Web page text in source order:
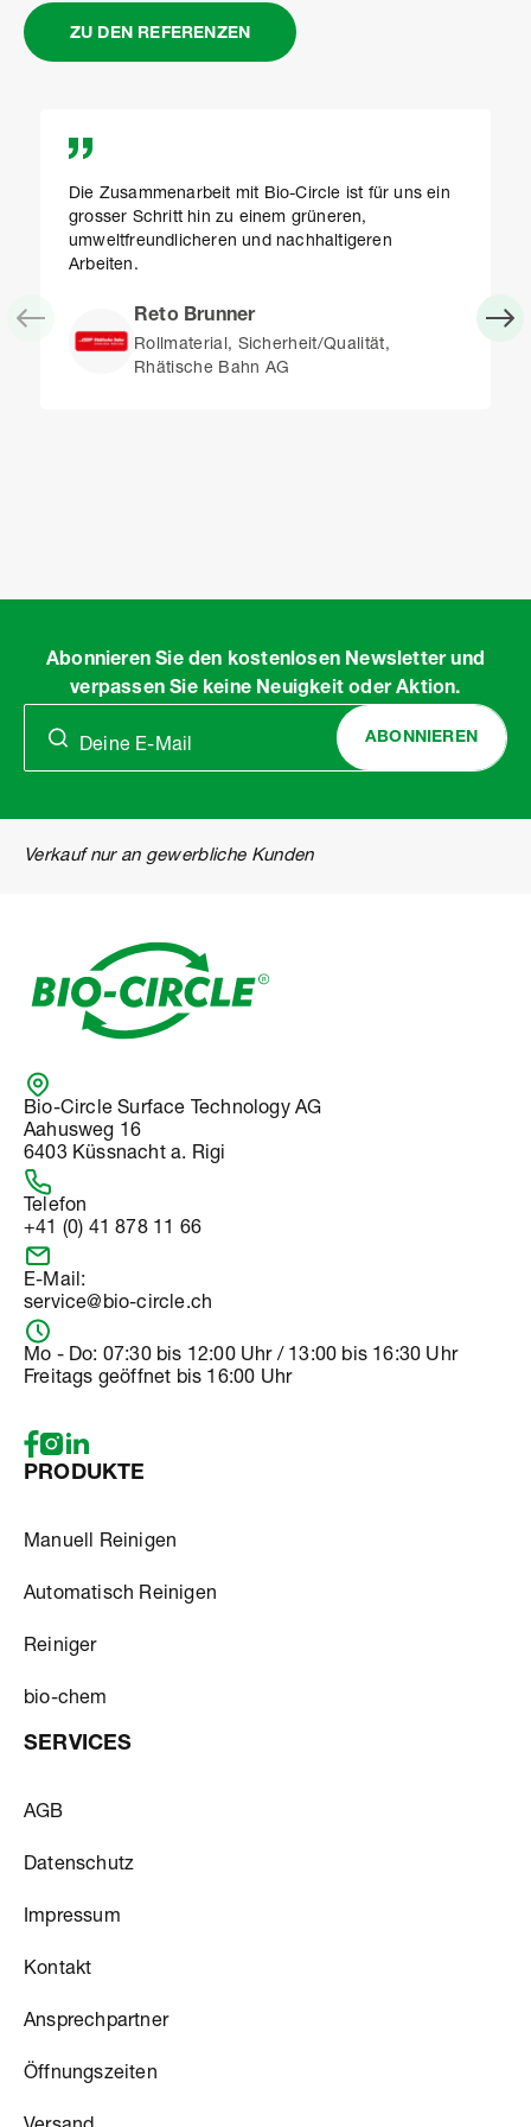
ZU DEN REFERENZEN
Die Zusammenarbeit mit Bio-Circle ist für uns ein
grosser Schritt hin zu einem grüneren,
umweltfreundlicheren und nachhaltigeren
Arbeiten.
Reto Brunner
Rollmaterial, Sicherheit/Qualität,
Rhätische Bahn AG
11
Abonnieren Sie den kostenlosen Newsletter und
verpassen Sie keine Neuigkeit oder Aktion.
ABONNIEREN
Verkauf nur an gewerbliche Kunden
Bio-Circle Surface Technology AG
Aahusweg 16
6403 Küssnacht a. Rigi
Telefon
+41 (0) 41 878 11 66
E-Mail:
service@bio-circle.ch
Mo - Do: 07:30 bis 12:00 Uhr / 13:00 bis 16:30 Uhr
Freitags geöffnet bis 16:00 Uhr
PRODUKTE
Manuell Reinigen
Automatisch Reinigen
Reiniger
bio-chem
SERVICES
AGB
Datenschutz
Impressum
Kontakt
Ansprechpartner
Öffnungszeiten